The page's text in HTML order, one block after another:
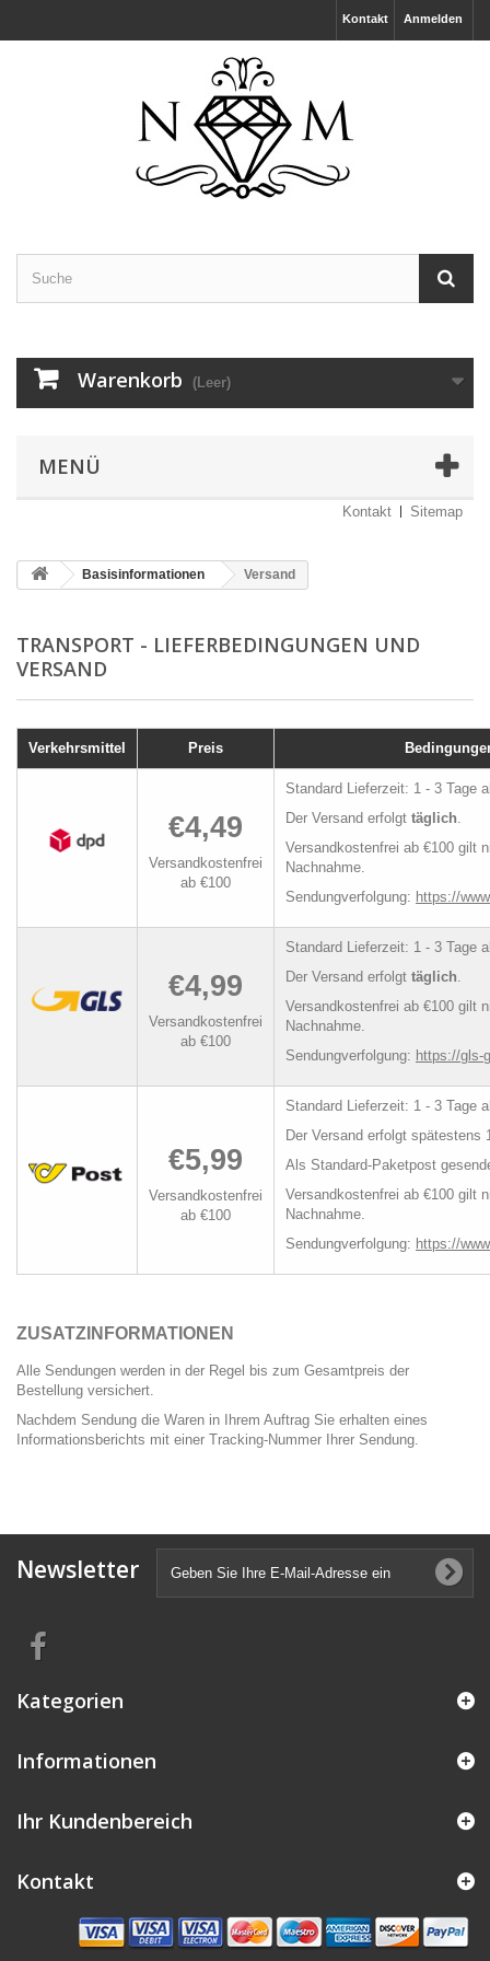
Anmelden
Kontakt
Warenkorb (Leer)
MENÜ
Kontakt Sitemap
Basisinformationen Versand
TRANSPORT - LIEFERBEDINGUNGEN UND
VERSAND
Verkehrsmittel Preis
€4,49
Versandkostenfrei
ab €100
Standard Lieferzeit: 1 - 3 Tage
Der Versand erfolgt täglich.
Versandkostenfrei ab €100 gilt
Nachnahme.
Sendungverfolgung: https://
€4,99
Versandkostenfrei
ab €100
Standard Lieferzeit: 1 - 3 Tage
Der Versand erfolgt täglich.
Versandkostenfrei ab €100 gilt
Nachnahme.
Sendungverfolgung: https://gls-
€5,99
Versandkostenfrei
ab €100
Standard Lieferzeit: 1 - 3 Tage
Der Versand erfolgt spätestens
Als Standard-Paketpost
Versandkostenfrei ab €100 gilt
Nachnahme.
Sendungverfolgung: https://
ZUSATZINFORMATIONEN
Alle Sendungen werden in der Regel bis zum Gesamtpreis der
Bestellung versichert.
Nachdem Sendung die Waren in Ihrem Auftrag Sie erhalten eines
Informationsberichts mit einer Tracking-Nummer Ihrer Sendung.
Newsletter
Kategorien
Informationen
Ihr Kundenbereich
Kontakt